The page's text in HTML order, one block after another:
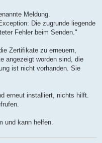
Meldung.
Die zugrunde liegende
Fehler beim Senden."
Zertifikate zu erneuern,
angezeigt worden sind, die
ist nicht vorhanden. Sie
erneut installiert, nichts hilft.
und kann helfen.